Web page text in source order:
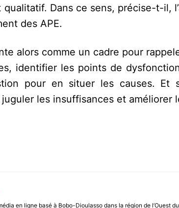
Dans ce sens, précise-t-il,
des APE.
alors comme un cadre pour
identifier les points de
pour en situer les causes. Et
les insuffisances et améliorer
en ligne basé à Bobo-Dioulasso dans la région de l’Ouest